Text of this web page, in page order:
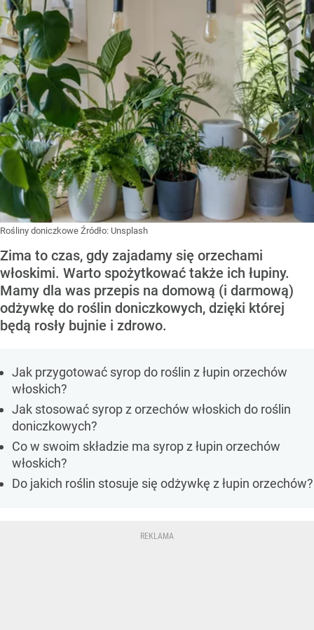
Rośliny doniczkowe Źródło: Unsplash
Zima to czas, gdy zajadamy się orzechami
włoskimi. Warto spożytkować także ich łupiny.
Mamy dla was przepis na domową (i darmową)
odżywkę do roślin doniczkowych, dzięki której
będą rosły bujnie i zdrowo.
Jak przygotować syrop do roślin z łupin orzechów
włoskich?
Jak stosować syrop z orzechów włoskich do roślin
doniczkowych?
Co w swoim składzie ma syrop z łupin orzechów
włoskich?
Do jakich roślin stosuje się odżywkę z łupin orzechów?